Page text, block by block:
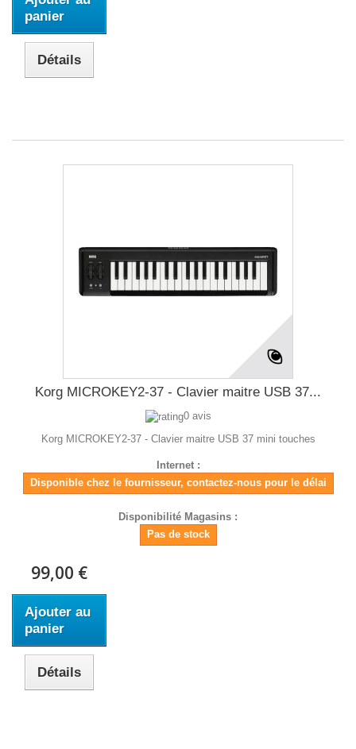
panier
Détails
Korg MICROKEY2-37 - Clavier maitre USB 37...
0 avis
Korg MICROKEY2-37 - Clavier maitre USB 37 mini touches
Internet :
Disponible chez le fournisseur, contactez-nous pour le délai
Disponibilité Magasins :
Pas de stock
99,00 €
Ajouter au
panier
Détails